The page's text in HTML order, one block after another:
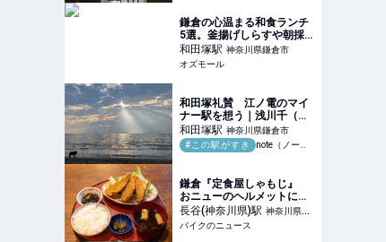
鎌倉の心温まる和食ランチ
5選。釜揚げしらすや朝採
れ魚などを使用した、地元
人からも愛されるお店をご
和田塚駅 神奈川県鎌倉市
オズモール
和田塚礼賛 江ノ電のマイ
ナー駅を想う｜浅川千（ラ
イター・校正者・編集者）
和田塚駅 神奈川県鎌倉市
#この駅がすき
note（ノート）
鎌倉『定食屋しゃもじ』
おニューのヘルメットにご
機嫌プチツーリングで遅め
のランチを堪能!! 美味しい
アジフライを求めて走る旅
長谷(神奈川県)駅 神奈川県鎌
倉市
バイクのニュース